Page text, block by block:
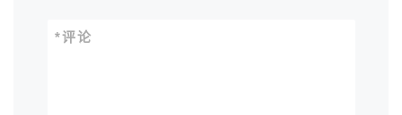
评论
*